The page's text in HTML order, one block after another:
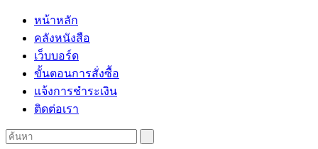
หน้าหลัก
คลังหนังสือ
เว็บบอร์ด
ขั้นตอนการสั่งซื้อ
แจ้งการชำระเงิน
ติดต่อเรา